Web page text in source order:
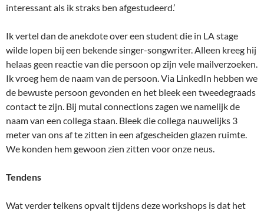
interessant als ik straks ben afgestudeerd.’
Ik vertel dan de anekdote over een student die in LA stage
wilde lopen bij een bekende singer-songwriter. Alleen kreeg hij
helaas geen reactie van die persoon op zijn vele mailverzoeken.
Ik vroeg hem de naam van de persoon. Via LinkedIn hebben we
de bewuste persoon gevonden en het bleek een tweedegraads
contact te zijn. Bij mutal connections zagen we namelijk de
naam van een collega staan. Bleek die collega nauwelijks 3
meter van ons af te zitten in een afgescheiden glazen ruimte.
We konden hem gewoon zien zitten voor onze neus.
Tendens
Wat verder telkens opvalt tijdens deze workshops is dat het